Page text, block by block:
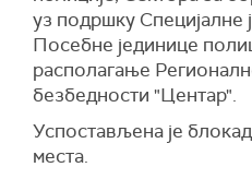
уз подршку Специјалне
Посебне јединице
располагање
безбедности "Центар".
Успостављена је
места.